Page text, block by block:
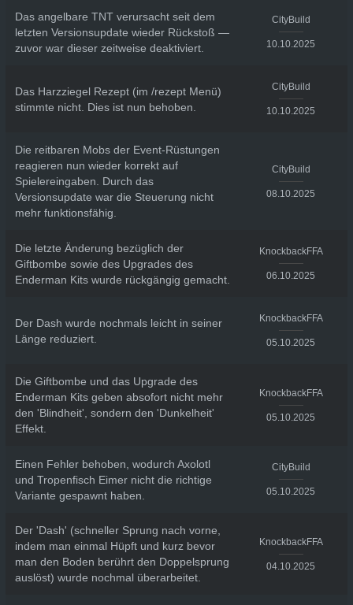
Das angelbare TNT verursacht seit dem
letzten Versionsupdate wieder Rückstoß —
zuvor war dieser zeitweise deaktiviert.
CityBuild
10.10.2025
Das Harzziegel Rezept (im /rezept Menü)
stimmte nicht. Dies ist nun behoben.
CityBuild
10.10.2025
Die reitbaren Mobs der Event-Rüstungen
reagieren nun wieder korrekt auf
Spielereingaben. Durch das
Versionsupdate war die Steuerung nicht
mehr funktionsfähig.
CityBuild
08.10.2025
Die letzte Änderung bezüglich der
Giftbombe sowie des Upgrades des
Enderman Kits wurde rückgängig gemacht.
KnockbackFFA
06.10.2025
Der Dash wurde nochmals leicht in seiner
Länge reduziert.
KnockbackFFA
05.10.2025
Die Giftbombe und das Upgrade des
Enderman Kits geben absofort nicht mehr
den 'Blindheit', sondern den 'Dunkelheit'
Effekt.
KnockbackFFA
05.10.2025
Einen Fehler behoben, wodurch Axolotl
und Tropenfisch Eimer nicht die richtige
Variante gespawnt haben.
CityBuild
05.10.2025
Der 'Dash' (schneller Sprung nach vorne,
indem man einmal Hüpft und kurz bevor
man den Boden berührt den Doppelsprung
auslöst) wurde nochmal überarbeitet.
KnockbackFFA
04.10.2025